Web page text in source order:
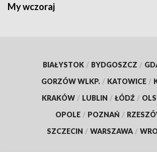
My wczoraj
BIAŁYSTOK / BYDGOSZCZ /
GORZÓW WLKP. / KATOWICE /
KRAKÓW / LUBLIN / ŁÓDŹ /
OPOLE / POZNAŃ /
SZCZECIN / WARSZAWA /